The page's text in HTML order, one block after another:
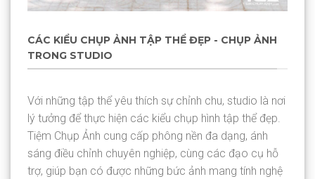
CÁC KIỂU CHỤP ẢNH TẬP THỂ ĐẸP - CHỤP ẢNH
TRONG STUDIO
Với những tập thể yêu thích sự chỉnh chu, studio là nơi
lý tưởng để thực hiện các kiểu chụp hình tập thể đẹp.
Tiệm Chụp Ảnh cung cấp phông nền đa dạng, ánh
sáng điều chỉnh chuyên nghiệp, cùng các đạo cụ hỗ
trợ, giúp bạn có được những bức ảnh mang tính nghệ